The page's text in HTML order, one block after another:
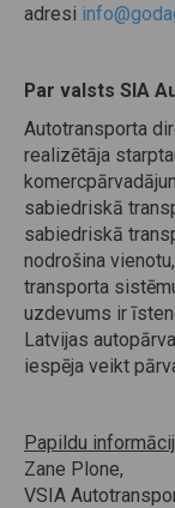
adresi
Par valsts SIA
Autotransporta
realizētāja
sabiedriskā
sabiedriskā
nodrošina
transporta
uzdevums ir
Latvijas
iespēja veikt
Papildu
Zane Plone,
VSIA